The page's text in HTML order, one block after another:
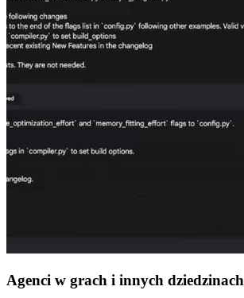
Agenci w grach i innych dziedzinach